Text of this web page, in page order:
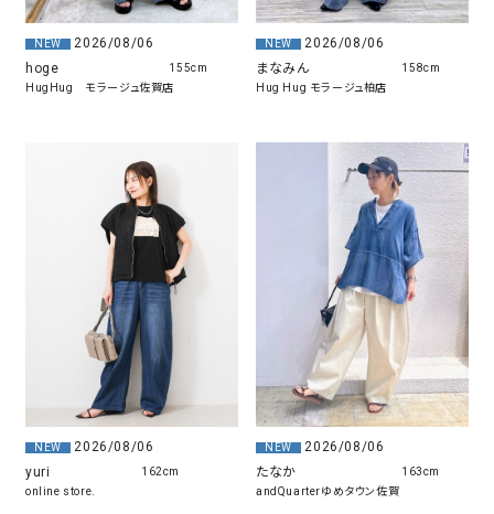
NEW
2026/08/06
hoge
HugHug モラージュ佐賀店
155cm
NEW
2026/08/06
まなみん
Hug Hug モラージュ柏店
158cm
NEW
2026/08/06
yuri
online store.
162cm
NEW
2026/08/06
たなか
andQuarterゆめタウン佐賀
163cm